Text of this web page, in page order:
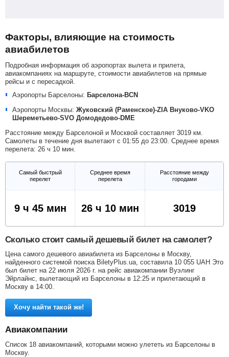
Факторы, влияющие на стоимость
авиабилетов
Подробная информация об аэропортах вылета и прилета,
авиакомпаниях на маршруте, стоимости авиабилетов на прямые
рейсы и с пересадкой.
Аэропорты Барселоны: Барселона-BCN
Аэропорты Москвы: Жуковский (Раменское)-ZIA Внуково-VKO
Шереметьево-SVO Домодедово-DME
Расстояние между Барселоной и Москвой составляет 3019 км.
Самолеты в течение дня вылетают с 01:55 до 23:00. Среднее время
перелета: 26 ч 10 мин.
Самый быстрый
перелет
Среднее время
перелета
Расстояние между
городами
9 ч 45 мин 26 ч 10 мин 3019
Сколько стоит самый дешевый билет на самолет?
Цена самого дешевого авиабилета из Барселоны в Москву,
найденного системой поиска BiletyPlus.ua, составила 10 055 UAH Это
был билет на 22 июля 2026 г. на рейс авиакомпании Вуэлинг
Эйрлайнс, вылетающий из Барселоны в 12:25 и прилетающий в
Москву в 14:00.
Хочу найти такой же!
Авиакомпании
Список 18 авиакомпаний, которыми можно улететь из Барселоны в
Москву.